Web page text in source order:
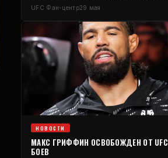
UFC Фан-центр29 мая
НОВОСТИ
МАКС ГРИФФИН ОСВОБОЖДЕН ОТ UFC
БОЕВ